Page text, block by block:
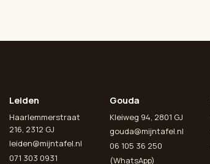
Leiden
Haarlemmerstraat
216, 2312 GJ
leiden@mijntafel.nl
071 303 0931
Gouda
Kleiweg 94, 2801 GJ
gouda@mijntafel.nl
06 105 36 250
(WhatsApp)